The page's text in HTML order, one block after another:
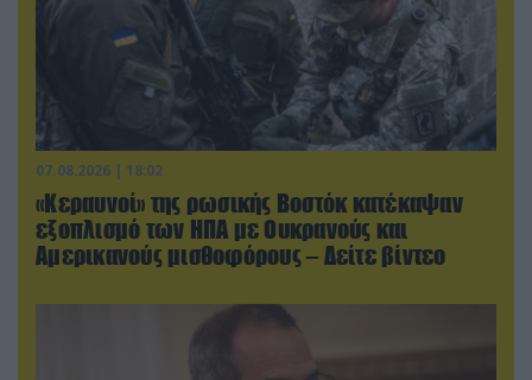
07.08.2026 | 18:02
«Κεραυνοί» της ρωσικής Βοστόκ κατέκαψαν
εξοπλισμό των ΗΠΑ με Ουκρανούς και
Αμερικανούς μισθοφόρους – Δείτε βίντεο